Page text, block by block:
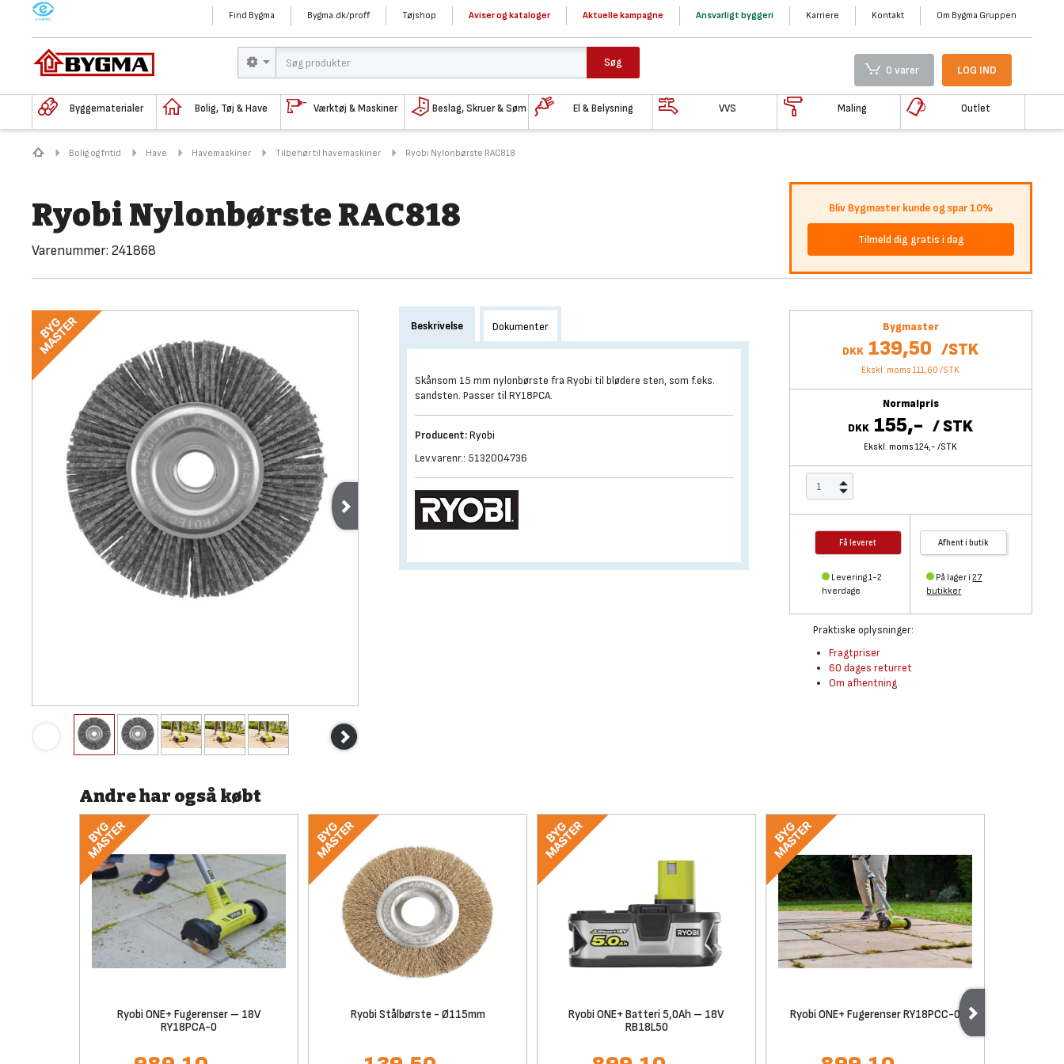
M Find Bygma Bygma.dk/proff Tøjshop Aviser og kataloger Aktuelle kampagne Ansvarligt byggeri Karriere Kontakt Om Bygma Gruppen
Søg
0 varer LOG IND
Byggematerialer Bolig, Tøj & Have Værktøj & Maskiner Beslag, Skruer & Søm El & Belysning VVS Maling Outlet
Bolig og fritid Have Havemaskiner Tilbehør til havemaskiner Ryobi Nylonbørste RAC818
Ryobi Nylonbørste RAC818
Varenummer: 241868
Bliv Bygmaster kunde og spar 10%
Tilmeld dig gratis i dag
Bygmaster
DKK 139,50 /STK
Ekskl. moms 111,60 /STK
Normalpris
DKK 155,- /STK
Ekskl. moms 124,- /STK
Få leveret
Levering 1-2
hverdage
Afhent i butik
På lager i27
butikker
Praktiske oplysninger:
Fragtpriser
60 dages returret
Om afhentning
Beskrivelse Dokumenter
Skånsom 15 mm nylonbørste fra Ryobi til blødere sten, som f.eks.
sandsten. Passer til RY18PCA.
Producent:Ryobi
Lev.varenr.: 5132004736
Andre har også købt
Ryobi ONE+ Fugerenser – 18V
RY18PCA-0
Ryobi Stålbørste - Ø115mm
Ryobi ONE+ Batteri 5,0Ah – 18V
RB18L50
Ryobi ONE+ Fugerenser RY18PCC-0